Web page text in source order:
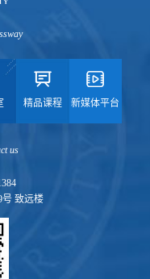
精品课程 新媒体平台
us
号 致远楼